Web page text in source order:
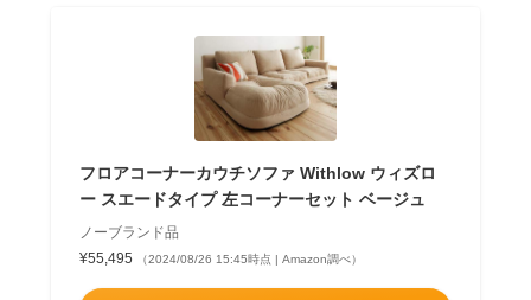
フロアコーナーカウチソファ Withlow ウィズロ
ー スエードタイプ 左コーナーセット ベージュ
ノーブランド品
¥55,495
（2024/08/26 15:45時点 | Amazon調べ）